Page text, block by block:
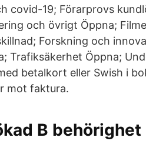
covid-19; Förarprovs
och övrigt Öppna;
Forskning och
Trafiksäkerhet Öppna;
betalkort eller Swish i
mot faktura.
B behörighet